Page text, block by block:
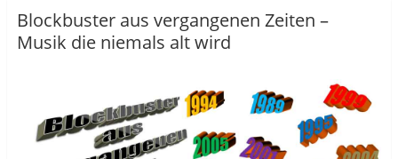
Blockbuster aus vergangenen Zeiten –
Musik die niemals alt wird